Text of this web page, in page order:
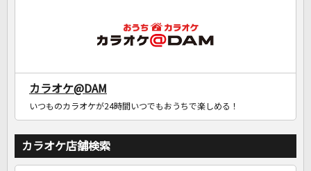
カラオケ@DAM
いつものカラオケが24時間いつでもおうちで楽しめる！
カラオケ店舗検索